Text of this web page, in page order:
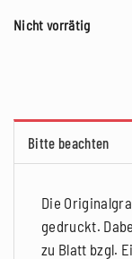
Nicht vorrätig
Bitte beachten
Die
gedruckt.
zu Blatt bzgl.